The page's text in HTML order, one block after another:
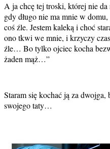
A ja chcę tej troski, której nie
gdy długo nie ma mnie w
coś źle. Jestem kaleką i choć
ono tkwi we mnie, i krzyczy
źle… Bo tylko ojciec kocha
żaden mąż…”
Staram się kochać ją za
swojego taty…